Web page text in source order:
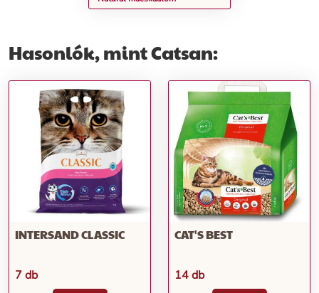
Hasonlók, mint Catsan:
INTERSAND CLASSIC
7 db
CAT'S BEST
14 db